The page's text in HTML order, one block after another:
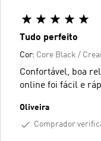
Tudo perfeito
Cor: Core Black /
Confortável, boa
online foi fácil e
Oliveira
Comprador